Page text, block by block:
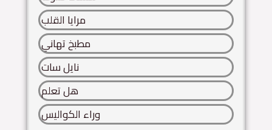
مرايا القلب
مطبخ تهاني
نايل سات
هل تعلم
وراء الكواليس